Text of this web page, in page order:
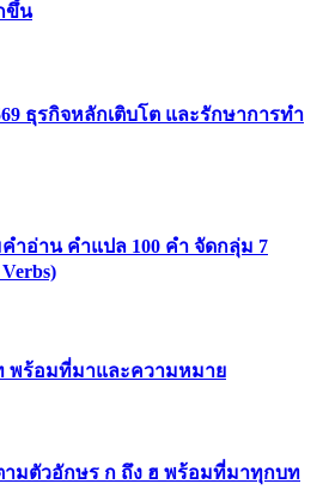
ขึ้น
ธุรกิจหลักเติบโต และรักษาการทำ
ำอ่าน คำแปล 100 คำ จัดกลุ่ม 7
พร้อมที่มาและความหมาย
ามตัวอักษร ก ถึง ฮ พร้อมที่มาทุกบท